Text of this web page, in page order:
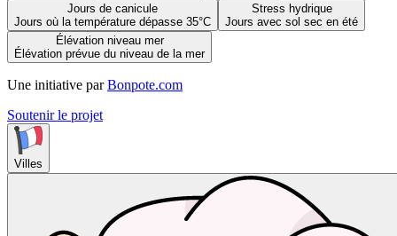
Jours de canicule
Jours où la température dépasse 35°C
Stress hydrique
Jours avec sol sec en été
Élévation niveau mer
Élévation prévue du niveau de la mer
Une initiative par Bonpote.com
Soutenir le projet
Villes